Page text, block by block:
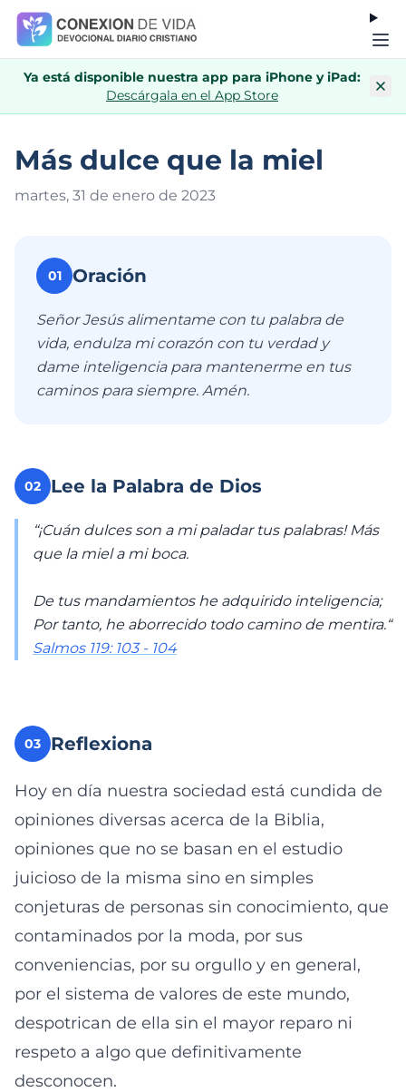
Ya está disponible nuestra app para iPhone y iPad:
Descárgala en el App Store
Más dulce que la miel
martes, 31 de enero de 2023
01 Oración
Señor Jesús alimentame con tu palabra de
vida, endulza mi corazón con tu verdad y
dame inteligencia para mantenerme en tus
caminos para siempre. Amén.
02 Lee la Palabra de Dios
“¡Cuán dulces son a mi paladar tus palabras! Más
que la miel a mi boca.
De tus mandamientos he adquirido inteligencia;
Por tanto, he aborrecido todo camino de mentira.“
Salmos 119: 103 - 104
03 Reflexiona
Hoy en día nuestra sociedad está cundida de
opiniones diversas acerca de la Biblia,
opiniones que no se basan en el estudio
juicioso de la misma sino en simples
conjeturas de personas sin conocimiento, que
contaminados por la moda, por sus
conveniencias, por su orgullo y en general,
por el sistema de valores de este mundo,
despotrican de ella sin el mayor reparo ni
respeto a algo que definitivamente
desconocen.